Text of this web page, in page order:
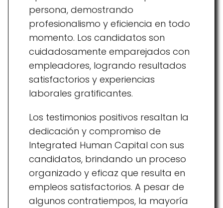
persona, demostrando
profesionalismo y eficiencia en todo
momento. Los candidatos son
cuidadosamente emparejados con
empleadores, logrando resultados
satisfactorios y experiencias
laborales gratificantes.
Los testimonios positivos resaltan la
dedicación y compromiso de
Integrated Human Capital con sus
candidatos, brindando un proceso
organizado y eficaz que resulta en
empleos satisfactorios. A pesar de
algunos contratiempos, la mayoría